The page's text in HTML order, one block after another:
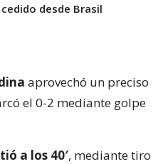
desde Brasil
aprovechó un preciso
el 0-2 mediante golpe
a los 40′, mediante tiro